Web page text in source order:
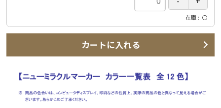
在庫 〇
カートに入れる